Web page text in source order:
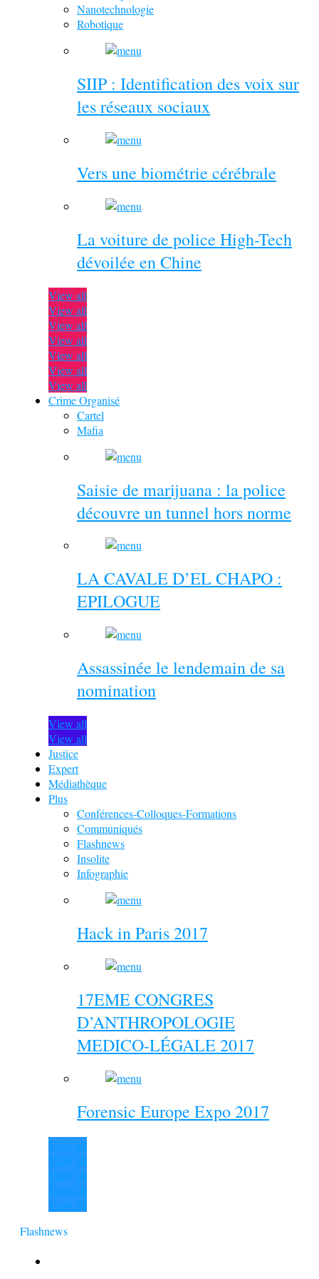
Nanotechnologie
Robotique
SIIP : Identification des voix sur
les réseaux sociaux
Vers une biométrie cérébrale
La voiture de police High-Tech
dévoilée en Chine
View all
View all
View all
View all
View all
View all
View all
Crime Organisé
Cartel
Mafia
Saisie de marijuana : la police
découvre un tunnel hors norme
LA CAVALE D’EL CHAPO :
EPILOGUE
Assassinée le lendemain de sa
nomination
View all
View all
Justice
Expert
Médiathèque
Plus
Conférences-Colloques-Formations
Communiqués
Flashnews
Insolite
Infographie
Hack in Paris 2017
17EME CONGRES
D’ANTHROPOLOGIE
MEDICO-LÉGALE 2017
Forensic Europe Expo 2017
View all
View all
View all
View all
View all
Flashnews